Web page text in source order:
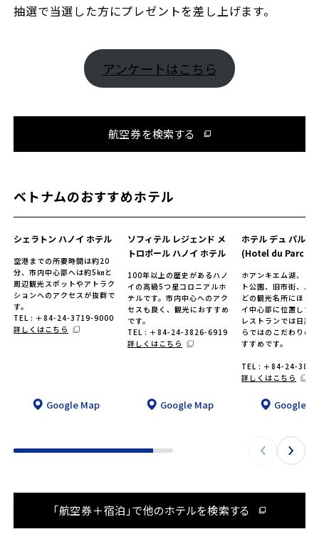
抽選で当選した方にプレゼントを差し上げます。
アンケートはこちら
航空券を検索する
ベトナムのおすすめホテル
シェラトン ハノイ ホテル
空港までの所要時間は約20
分、市内中心部へは約5㎞と
周辺観光スポットやアトラク
ションへのアクセスが抜群で
す。
TEL : ＋84-24-3719-9000
詳しくはこちら
Google Map
ソフィテル レジェンド メ
トロポール ハノイ ホテル
100年以上の歴史があるハノ
イの高級5つ星コロニアルホ
テルです。市内中心へのアク
セスも良く、観光におすすめ
です。
TEL : ＋84-24-3826-6919
詳しくはこちら
Google Map
ホテル デュ パルク
(Hotel du Parc
ホアンキエム湖、ト
ト公園、旧市街、ハ
どの観光名所にほど
イ中心部に位置して
レストランでは日系
らではのこだわりの
すすめです。
TEL : ＋84-24-
詳しくはこちら
Google
「航空券＋宿泊」で他のホテルを検索する